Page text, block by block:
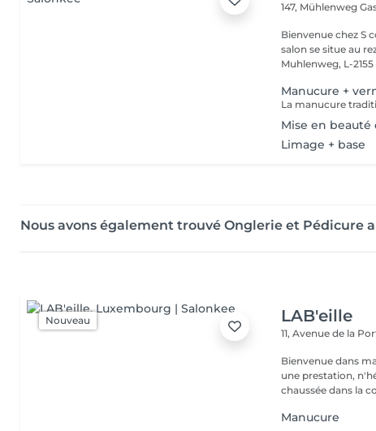
147, Mühlenweg
Bienvenue chez S
salon se situe au
Muhlenweg, L-2155
Manucure +
Mise en
Limage + base
Nous avons également trouvé Onglerie et Pédicure
Nouveau LAB'eille
11, Avenue de la
Bienvenue dans
une prestation, n'hésitez
chaussée dans la
Manucure